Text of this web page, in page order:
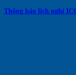
Thông báo lịch nghỉ